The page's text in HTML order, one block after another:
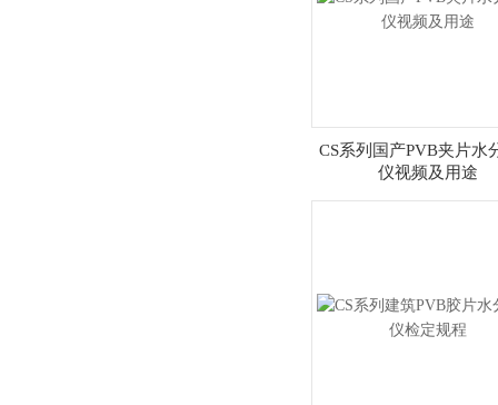
CS系列国产PVB夹片水
仪视频及用途